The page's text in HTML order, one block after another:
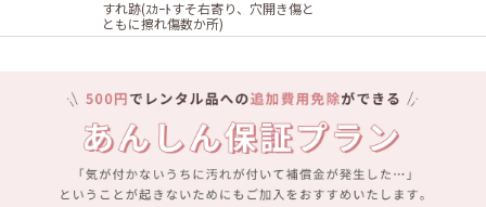
すれ跡(ｽｶｰﾄすそ右寄り、穴開き傷と
ともに擦れ傷数か所)